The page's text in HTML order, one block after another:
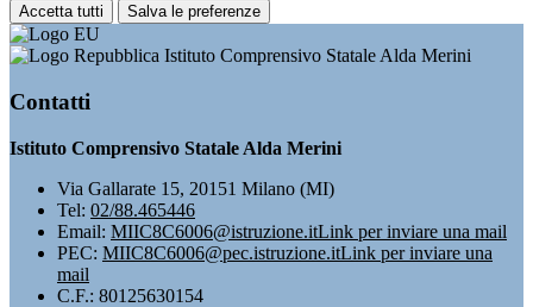
Accetta tutti Salva le preferenze
Istituto Comprensivo Statale Alda Merini
Contatti
Istituto Comprensivo Statale Alda Merini
Via Gallarate 15, 20151 Milano (MI)
Tel: 02/88.465446
Email: MIIC8C6006@istruzione.itLink per inviare una mail
PEC: MIIC8C6006@pec.istruzione.itLink per inviare una
mail
C.F.: 80125630154